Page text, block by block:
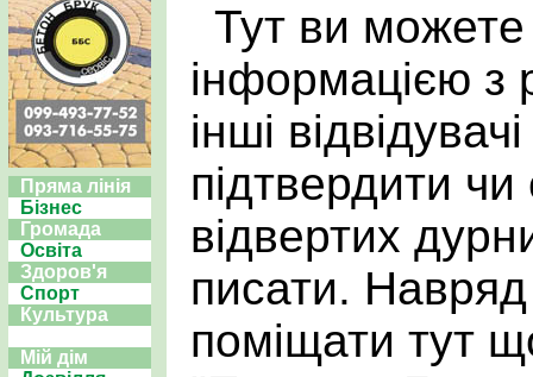
Пряма лінія
Бізнес
Громада
Освіта
Здоров'я
Спорт
Культура
Мій дім
Тут ви можете
інформацією з
інші
підтвердити
відвертих
писати.
поміщати тут